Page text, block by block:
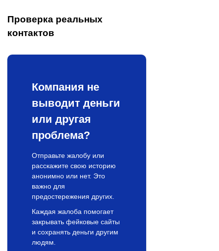
Проверка реальных
контактов
Компания не
выводит деньги
или другая
проблема?
Отправьте жалобу или
расскажите свою историю
анонимно или нет. Это
важно для
предостережения других.
Каждая жалоба помогает
закрывать фейковые сайты
и сохранять деньги другим
людям.